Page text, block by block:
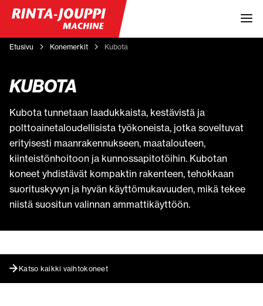
Etusivu Konemerkit Kubota
KUBOTA
Kubota tunnetaan laadukkaista, kestävistä ja
polttoainetaloudellisista työkoneista, jotka soveltuvat
erityisesti maanrakennukseen, maatalouteen,
kiinteistönhoitoon ja kunnossapitotöihin. Kubotan
koneet yhdistävät kompaktin rakenteen, tehokkaan
suorituskyvyn ja hyvän käyttömukavuuden, mikä tekee
niistä suositun valinnan ammattikäyttöön.
Katso kaikki vaihtokoneet